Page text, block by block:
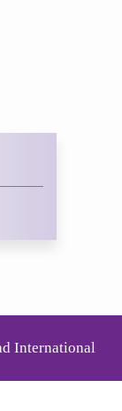
International